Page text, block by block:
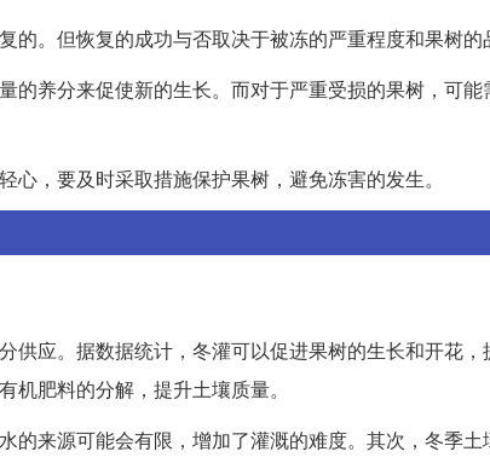
。但恢复的成功与否取决于被冻的严重程度和果树的
的养分来促使新的生长。而对于严重受损的果树，可能
，要及时采取措施保护果树，避免冻害的发生。
应。据数据统计，冬灌可以促进果树的生长和开花，
肥料的分解，提升土壤质量。
的来源可能会有限，增加了灌溉的难度。其次，冬季土